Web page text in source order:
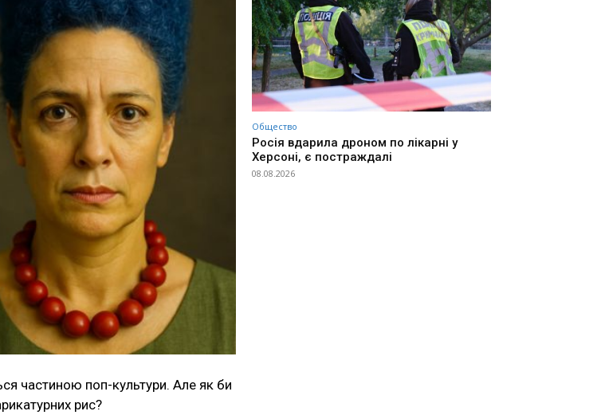
частиною поп-культури. Але як би
рис?
Общество
Росія вдарила дроном по лікарні у
Херсоні, є постраждалі
08.08.2026